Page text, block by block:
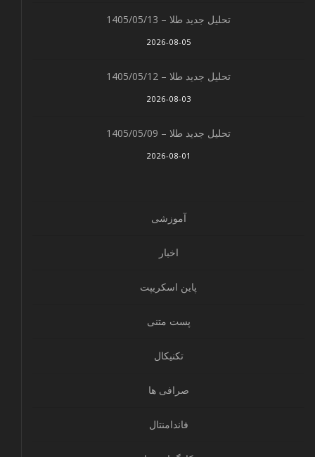
تحلیل جدید طلا – 1405/05/13
2026-08-05
تحلیل جدید طلا – 1405/05/12
2026-08-03
تحلیل جدید طلا – 1405/05/09
2026-08-01
آموزشی
اخبار
پاین اسکریپت
پست متنی
تکنیکال
صرافی ها
فاندامنتال